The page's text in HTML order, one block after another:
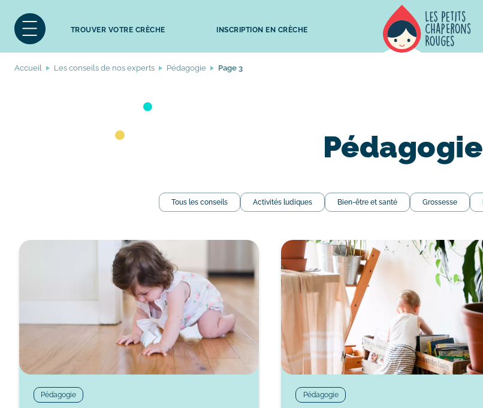
TROUVER VOTRE CRÈCHE INSCRIPTION EN CRÈCHE
Accueil Les conseils de nos experts Pédagogie Page 3
Pédagogie
Tous les conseils Activités ludiques Bien-être et santé Grossesse
Pédagogie Pédagogie